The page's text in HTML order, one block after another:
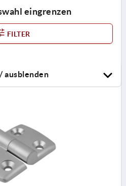
eingrenzen
FILTER
ausblenden